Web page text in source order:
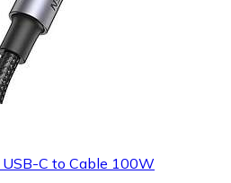
C to Cable 100W